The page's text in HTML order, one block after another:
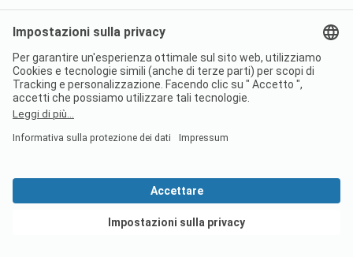
possono variare a seconda del soggiorno (ad es.
periodo scelto, persone). Se si inseriscono le date
del viaggio, si possono vedere i prezzi.Inserite qui
le date del vostro viaggio.
l campeggio Camping Aiguille
Noire dispone di cabine
Vedi offerte